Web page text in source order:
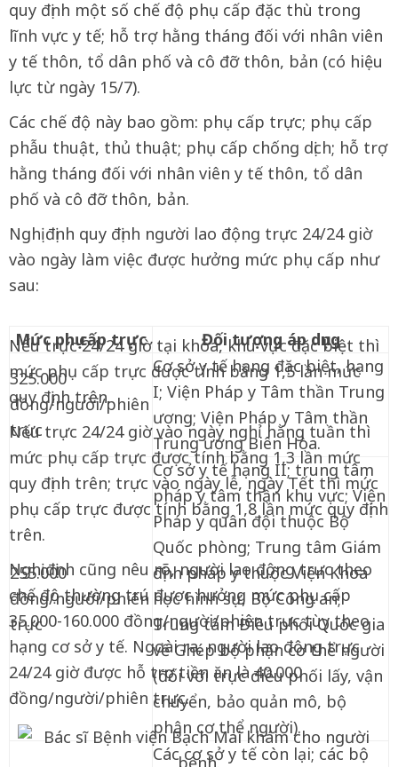
quy định một số chế độ phụ cấp đặc thù trong
lĩnh vực y tế; hỗ trợ hằng tháng đối với nhân viên
y tế thôn, tổ dân phố và cô đỡ thôn, bản (có hiệu
lực từ ngày 15/7).
Các chế độ này bao gồm: phụ cấp trực; phụ cấp
phẫu thuật, thủ thuật; phụ cấp chống dịch; hỗ trợ
hằng tháng đối với nhân viên y tế thôn, tổ dân
phố và cô đỡ thôn, bản.
Nghị định quy định người lao động trực 24/24 giờ
vào ngày làm việc được hưởng mức phụ cấp như
sau:
Mức phụ cấp trực
Đối tượng áp dụng
325.000
đồng/người/phiên
trực
Cơ sở y tế hạng đặc biệt, hạng
I; Viện Pháp y Tâm thần Trung
ương; Viện Pháp y Tâm thần
Trung ương Biên Hòa.
255.000
đồng/người/phiên
trực
Cơ sở y tế hạng II; trung tâm
pháp y tâm thần khu vực; Viện
Pháp y quân đội thuộc Bộ
Quốc phòng; Trung tâm Giám
định pháp y thuộc Viện Khoa
học hình sự, Bộ Công an;
Trung tâm Điều phối Quốc gia
về Ghép bộ phận cơ thể người
(đối với trực điều phối lấy, vận
chuyển, bảo quản mô, bộ
phận cơ thể người).
Các cơ sở y tế còn lại; các bộ
Nếu trực 24/24 giờ tại khoa, khu vực đặc biệt thì
mức phụ cấp trực được tính bằng 1,5 lần mức
quy định trên.
Nếu trực 24/24 giờ vào ngày nghỉ hằng tuần thì
mức phụ cấp trực được tính bằng 1,3 lần mức
quy định trên; trực vào ngày lễ, ngày Tết thì mức
phụ cấp trực được tính bằng 1,8 lần mức quy định
trên.
Nghị định cũng nêu rõ, người lao động trực theo
chế độ thường trú được hưởng mức phụ cấp
35.000-160.000 đồng/người/phiên trực tùy theo
hạng cơ sở y tế. Ngoài ra, người lao động trực
24/24 giờ được hỗ trợ tiền ăn là 40.000
đồng/người/phiên trực.